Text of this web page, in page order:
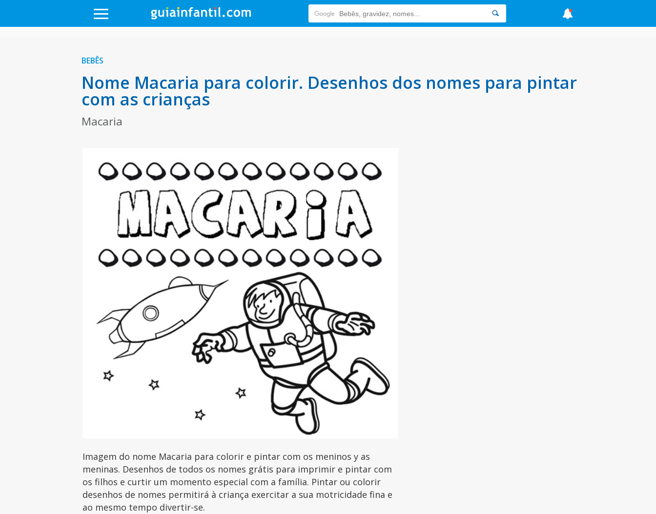
BEBÊS
Nome Macaria para colorir. Desenhos dos nomes para pintar
com as crianças
Macaria
Imagem do nome Macaria para colorir e pintar com os meninos y as
meninas. Desenhos de todos os nomes grátis para imprimir e pintar com
os filhos e curtir um momento especial com a família. Pintar ou colorir
desenhos de nomes permitirá à criança exercitar a sua motricidade fina e
ao mesmo tempo divertir-se.